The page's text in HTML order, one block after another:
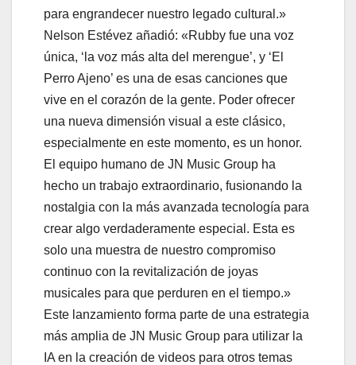
para engrandecer nuestro legado cultural.»
Nelson Estévez añadió: «Rubby fue una voz
única, ‘la voz más alta del merengue’, y ‘El
Perro Ajeno’ es una de esas canciones que
vive en el corazón de la gente. Poder ofrecer
una nueva dimensión visual a este clásico,
especialmente en este momento, es un honor.
El equipo humano de JN Music Group ha
hecho un trabajo extraordinario, fusionando la
nostalgia con la más avanzada tecnología para
crear algo verdaderamente especial. Esta es
solo una muestra de nuestro compromiso
continuo con la revitalización de joyas
musicales para que perduren en el tiempo.»
Este lanzamiento forma parte de una estrategia
más amplia de JN Music Group para utilizar la
IA en la creación de videos para otros temas